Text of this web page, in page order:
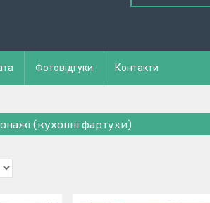
Фотовідгуки Контакти
(кухонні фартухи)